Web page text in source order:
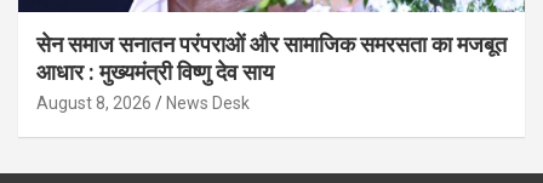
सेन समाज सनातन परंपराओं और सामाजिक समरसता का मजबूत
आधार : मुख्यमंत्री विष्णु देव साय
August 8, 2026 News Desk